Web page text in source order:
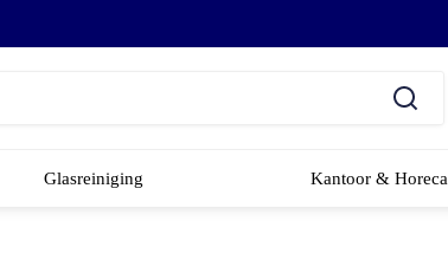
Glasreiniging Kantoor & Horeca